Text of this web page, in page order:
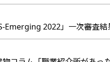
Emerging 2022」一次審査